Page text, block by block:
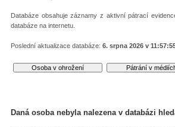
Databáze obsahuje záznamy z aktivní pátrací
databáze na internetu.
Poslední aktualizace databáze: 6. srpna 2026 v
Daná osoba nebyla nalezena v databázi